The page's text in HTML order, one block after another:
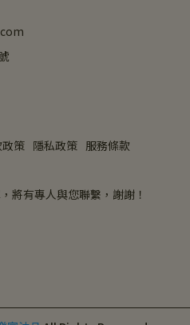
策 隱私政策 服務條款
將有專人與您聯繫，謝謝！